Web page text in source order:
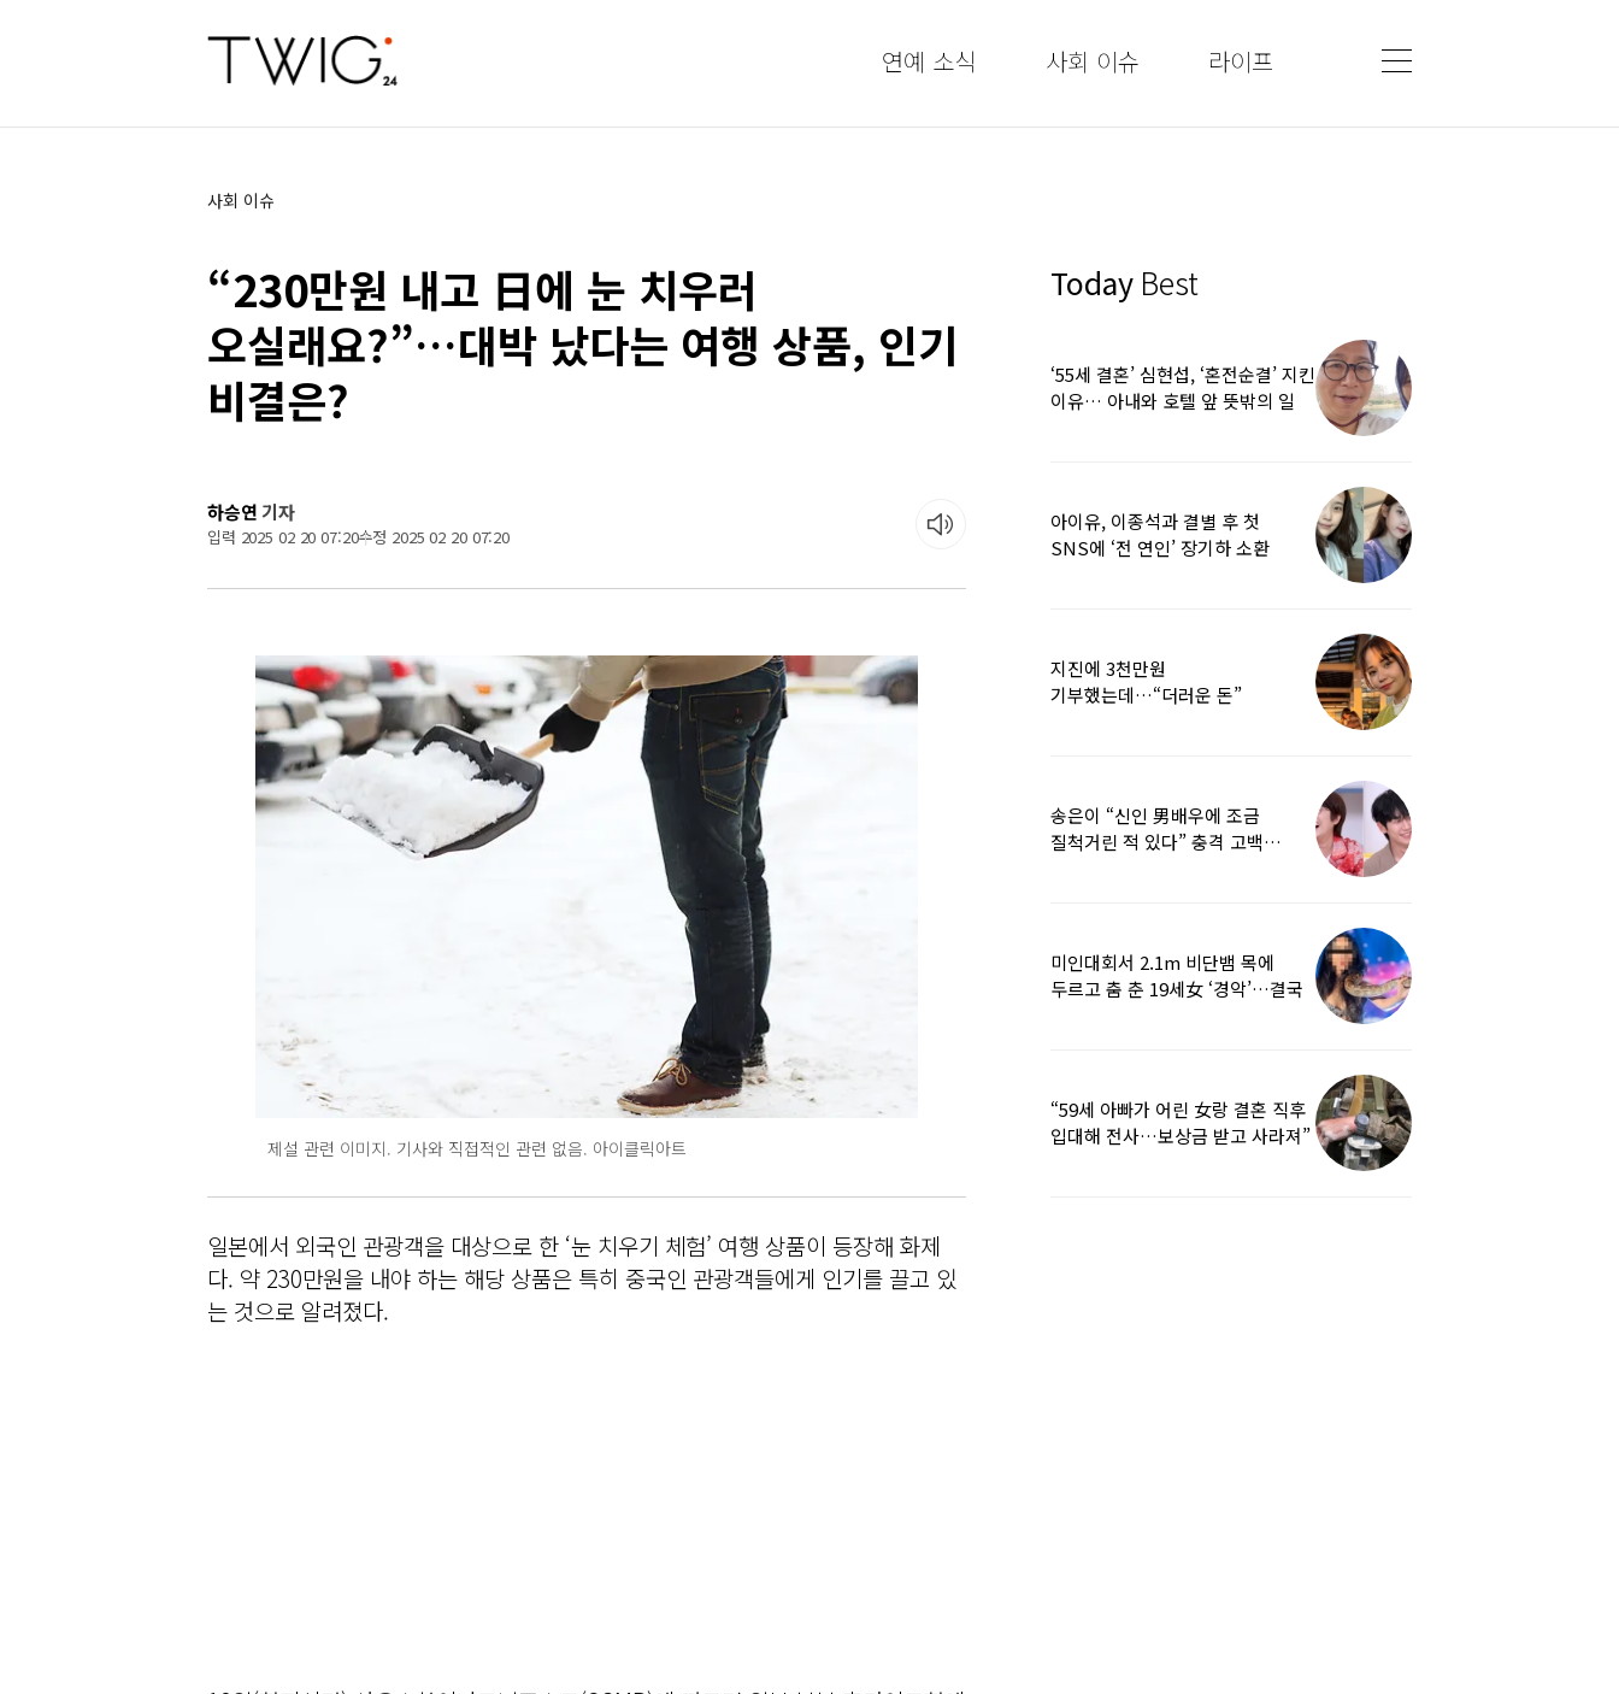
연예 소식 사회 이슈 라이프
사회 이슈
“230만원 내고 日에 눈 치우러
오실래요?”…대박 났다는 여행 상품, 인기
비결은?
하승연기자
입력 2025 02 20 07:20수정 2025 02 20 07:20
제설 관련 이미지. 기사와 직접적인 관련 없음. 아이클릭아트
일본에서 외국인 관광객을 대상으로 한 ‘눈 치우기 체험’ 여행 상품이 등장해 화제
다. 약 230만원을 내야 하는 해당 상품은 특히 중국인 관광객들에게 인기를 끌고 있
는 것으로 알려졌다.
Today Best
‘55세 결혼’ 심현섭, ‘혼전순결’ 지킨
이유… 아내와 호텔 앞 뜻밖의 일
아이유, 이종석과 결별 후 첫
SNS에 ‘전 연인’ 장기하 소환
지진에 3천만원
기부했는데…“더러운 돈”
송은이 “신인 男배우에 조금
질척거린 적 있다” 충격 고백…
미인대회서 2.1m 비단뱀 목에
두르고 춤 춘 19세女 ‘경악’…결국
“59세 아빠가 어린 女랑 결혼 직후
입대해 전사…보상금 받고 사라져”